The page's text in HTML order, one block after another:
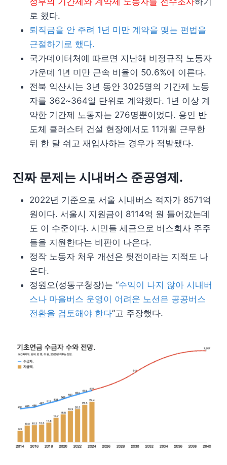
로 했다.
퇴직금을 안 주려 1년 미만 계약을 맺는 편법을
근절하기로 했다.
국가데이터처에 따르면 지난해 비정규직 노동자
가운데 1년 미만 근속 비율이 50.6%에 이른다.
전북 익산시는 3년 동안 3025명의 기간제 노동
자를 362~364일 단위로 계약했다. 1년 이상 계
약한 기간제 노동자는 276명뿐이었다. 용인 반
도체 클러스터 건설 현장에서도 11개월 근무한
뒤 한 달 쉬고 재입사하는 경우가 적발됐다.
진짜 문제는 시내버스 준공영제.
2022년 기준으로 서울 시내버스 적자가 8571억
원이다. 서울시 지원금이 8114억 원 들어갔는데
도 이 수준이다. 시민들 세금으로 버스회사 주주
들을 지원한다는 비판이 나온다.
정작 노동자 처우 개선은 뒷전이라는 지적도 나
온다.
정원오(성동구청장)는 “수익이 나지 않아 시내버
스나 마을버스 운영이 어려운 노선은 공공버스
전환을 검토해야 한다”고 주장했다.